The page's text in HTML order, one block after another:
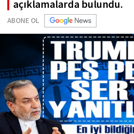
açıklamalarda bulundu.
ABONE OL